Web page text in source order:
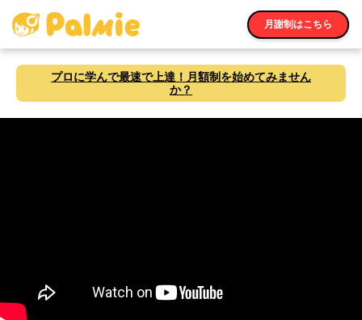
月謝制はこちら
プロに学んで最速で上達！月額制を始めてみません
か？